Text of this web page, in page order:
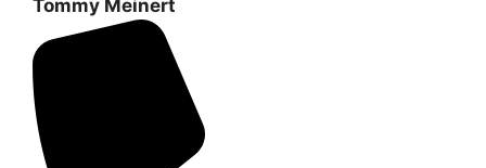
Tommy Meinert